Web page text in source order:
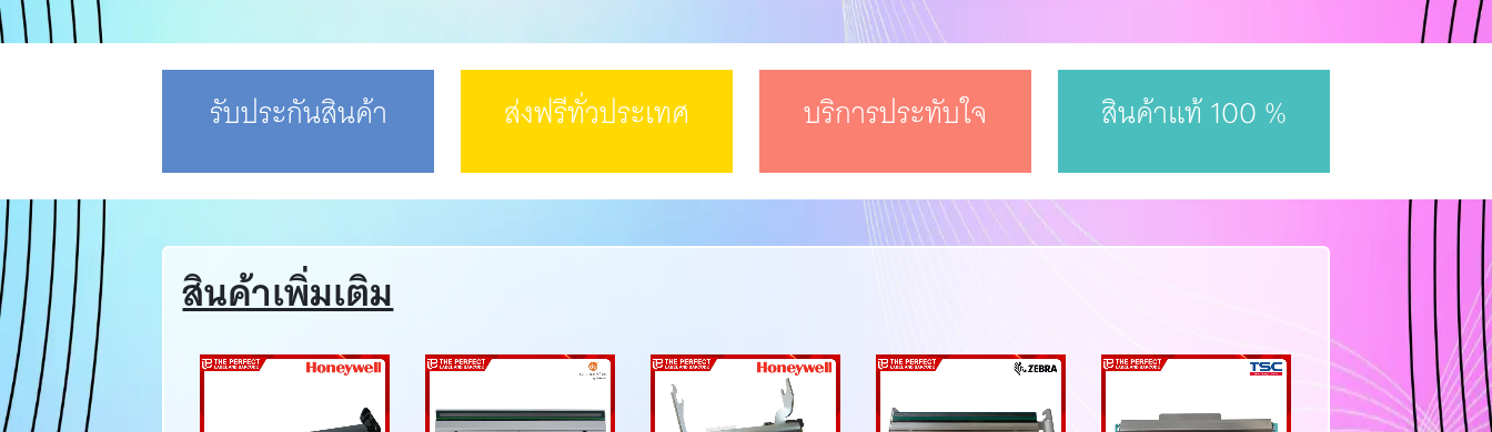
รับประกันสินค้า ส่งฟรีทั่วประเทศ บริการประทับใจ สินค้าแท้ 100 %
สินค้าเพิ่มเติม